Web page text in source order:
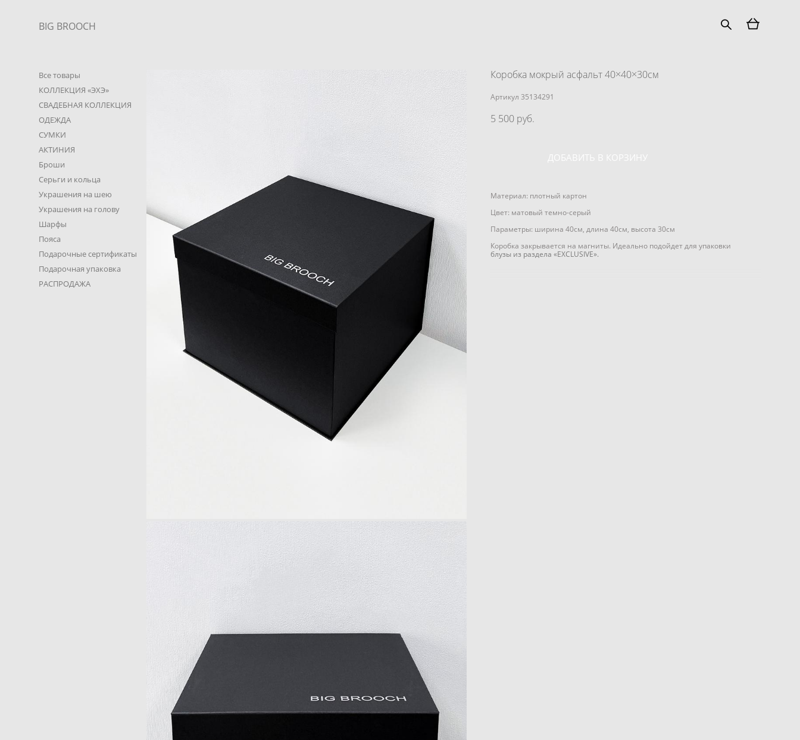
BIG BROOCH
Все товары
КОЛЛЕКЦИЯ «ЭХЭ»
СВАДЕБНАЯ КОЛЛЕКЦИЯ
ОДЕЖДА
СУМКИ
АКТИНИЯ
Броши
Серьги и кольца
Украшения на шею
Украшения на голову
Шарфы
Пояса
Подарочные сертификаты
Подарочная упаковка
РАСПРОДАЖА
Коробка мокрый асфальт 40×40×30см
Артикул 35134291
5 500 pуб.
ДОБАВИТЬ В КОРЗИНУ
Материал: плотный картон
Цвет: матовый темно-серый
Параметры: ширина 40см, длина 40см, высота 30см
Коробка закрывается на магниты. Идеально подойдет для упаковки
блузы из раздела «EXCLUSIVE».